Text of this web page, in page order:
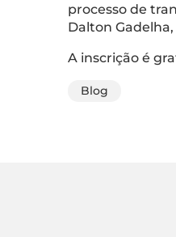
processo de
Dalton
A inscrição é
Blog